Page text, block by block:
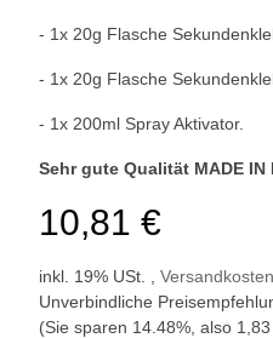
- 1x 20g Flasche
- 1x 20g Flasche
- 1x 200ml Spray Aktivator.
Sehr gute Qualität MADE IN
10,81 €
inkl. 19% USt. ,
Unverbindliche
(Sie sparen 14.48% , also